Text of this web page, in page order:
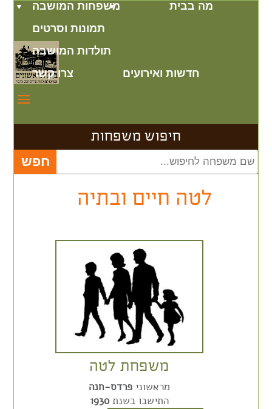
מה בבית
משפחות המושבה
תמונות וסרטים
תולדות המושבה
חדשות ואירועים
צרו קשר
חיפוש משפחות
לטה חיים ובתיה
משפחת לטה
מראשוניפרדס-חנה
התישבו בשנת1930